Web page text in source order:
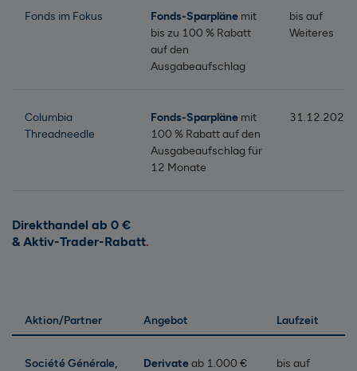
Fonds im Fokus Fonds-Sparpläne mit
bis zu 100 % Rabatt
auf den
Ausgabeaufschlag
bis auf
Weiteres
Columbia
Threadneedle
Fonds-Sparpläne mit
100 % Rabatt auf den
Ausgabeaufschlag für
12 Monate
31.12.2026
Direkthandel ab 0 €
& Aktiv-Trader-Rabatt
Aktion/Partner Angebot Laufzeit
Société Générale,
Derivateab 1.000 €
bis auf